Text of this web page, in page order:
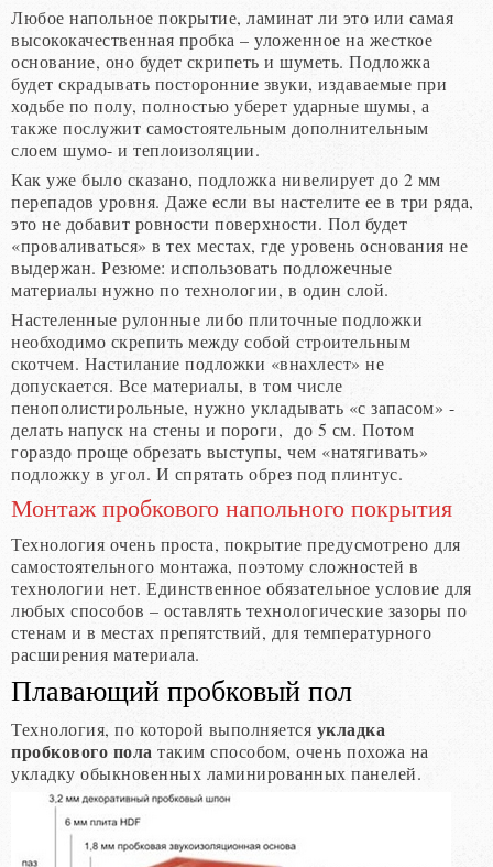
Любое напольное покрытие, ламинат ли это или самая
высококачественная пробка – уложенное на жесткое
основание, оно будет скрипеть и шуметь. Подложка
будет скрадывать посторонние звуки, издаваемые при
ходьбе по полу, полностью уберет ударные шумы, а
также послужит самостоятельным дополнительным
слоем шумо- и теплоизоляции.
Как уже было сказано, подложка нивелирует до 2 мм
перепадов уровня. Даже если вы настелите ее в три ряда,
это не добавит ровности поверхности. Пол будет
«проваливаться» в тех местах, где уровень основания не
выдержан. Резюме: использовать подложечные
материалы нужно по технологии, в один слой.
Настеленные рулонные либо плиточные подложки
необходимо скрепить между собой строительным
скотчем. Настилание подложки «внахлест» не
допускается. Все материалы, в том числе
пенополистирольные, нужно укладывать «с запасом» -
делать напуск на стены и пороги, до 5 см. Потом
гораздо проще обрезать выступы, чем «натягивать»
подложку в угол. И спрятать обрез под плинтус.
Монтаж пробкового напольного покрытия
Технология очень проста, покрытие предусмотрено для
самостоятельного монтажа, поэтому сложностей в
технологии нет. Единственное обязательное условие для
любых способов – оставлять технологические зазоры по
стенам и в местах препятствий, для температурного
расширения материала.
Плавающий пробковый пол
Технология, по которой выполняется укладка
пробкового пола таким способом, очень похожа на
укладку обыкновенных ламинированных панелей.